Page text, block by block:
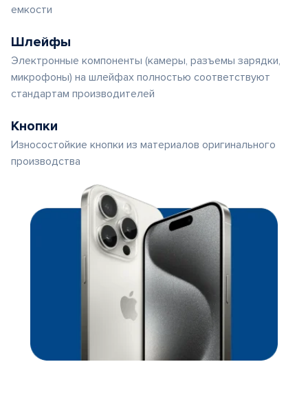
емкости
Шлейфы
Электронные компоненты (камеры, разъемы зарядки,
микрофоны) на шлейфах полностью соответствуют
стандартам производителей
Кнопки
Износостойкие кнопки из материалов оригинального
производства